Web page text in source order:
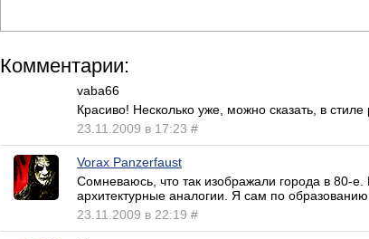
Комментарии:
vaba66
Красиво! Несколько уже, можно сказать, в
23.11.2009 в 17:23 #
Vorax Panzerfaust
Сомневаюсь, что так изображали города в 80-
архитектурные аналогии. Я сам по
23.11.2009 в 22:19 #